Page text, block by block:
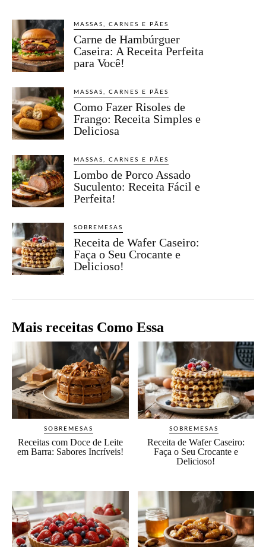
MASSAS, CARNES E PÃES
Carne de Hambúrguer
Caseira: A Receita Perfeita
para Você!
MASSAS, CARNES E PÃES
Como Fazer Risoles de
Frango: Receita Simples e
Deliciosa
MASSAS, CARNES E PÃES
Lombo de Porco Assado
Suculento: Receita Fácil e
Perfeita!
SOBREMESAS
Receita de Wafer Caseiro:
Faça o Seu Crocante e
Delicioso!
Mais receitas Como Essa
SOBREMESAS
Receitas com Doce de Leite
em Barra: Sabores Incríveis!
SOBREMESAS
Receita de Wafer Caseiro:
Faça o Seu Crocante e
Delicioso!